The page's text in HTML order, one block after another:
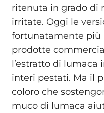
ritenuta in grado di
irritate. Oggi le
fortunatamente più
prodotte
l’estratto di lumaca
interi pestati. Ma il
coloro che
muco di lumaca